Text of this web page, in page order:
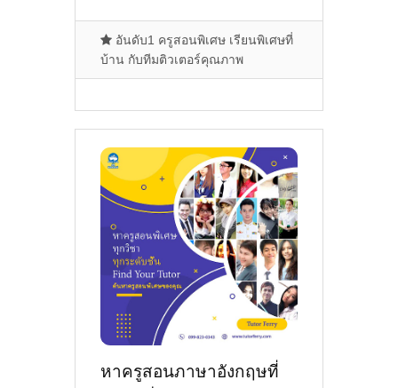
อันดับ1 ครูสอนพิเศษ เรียนพิเศษที่
บ้าน กับทีมติวเตอร์คุณภาพ
หาครูสอนภาษาอังกฤษที่